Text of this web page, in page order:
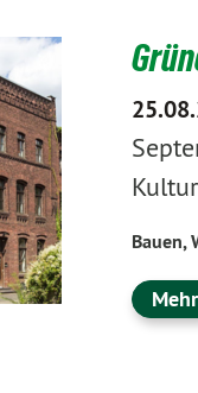
Bauen,
Mehr